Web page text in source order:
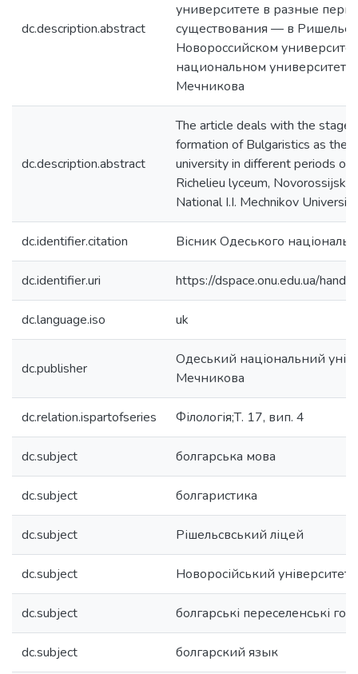
dc.description.abstract
университете в разные
существования — в
Новороссийском
национальном
Мечникова
dc.description.abstract
The article deals with the
formation of Bulgaristics as the
university in different periods of
Richelieu lyceum, Novorossijski
National I.I. Mechnikov University
dc.identifier.citation Вісник Одеського
dc.identifier.uri https://dspace.onu.edu.ua/
dc.language.iso uk
dc.publisher
Одеський національний
Мечникова
dc.relation.ispartofseries Філологія;Т. 17, вип. 4
dc.subject болгарська мова
dc.subject болгаристика
dc.subject Рішельсвський ліцей
dc.subject Новоросійський університет
dc.subject болгарські переселенські
dc.subject болгарский язык